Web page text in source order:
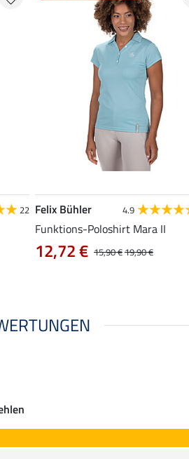
22 Felix Bühler 4.9
Funktions-Poloshirt Mara II
15,90 €19,90 €
12,72 €